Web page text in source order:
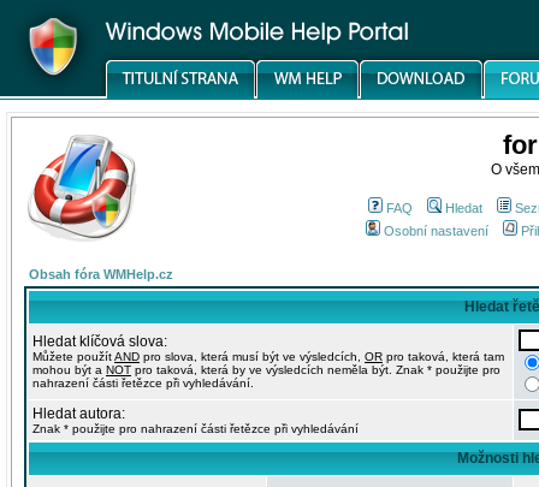
O
FAQ Hledat
Osobní nastavení
Obsah fóra WMHelp.cz
Hledat
Hledat klíčová slova:
Můžete použítAND pro slova, která musí být ve výsledcích, OR pro taková, která tam
mohou být a NOT pro taková, která by ve výsledcích neměla být. Znak * použijte pro
nahrazení části řetězce při vyhledávání.
Hledat autora:
Znak * použijte pro nahrazení části řetězce při vyhledávání
Možnosti